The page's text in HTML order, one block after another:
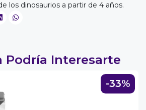
los dinosaurios a partir de 4 años.
Podría Interesarte
-33%